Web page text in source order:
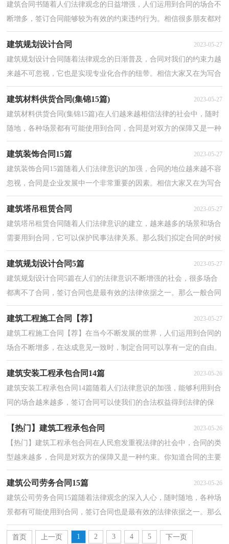
建筑合同书随着人们法律观念的日益增强，人们运用到合同的场合不
断增多，签订合同能够较为有效的约束违约行为。相信很多朋友都对
拟合同感到非常苦恼吧，以下是小编精心整理的建筑...
建筑规划设计合同 2023-05-27
建筑规划设计合同随着法律观念的日渐普及，合同对我们的约束力越
来越不可忽视，它也是实现专业化合作的纽带。相信大家又在为写合
同犯愁了吧，以下是小编精心整理的建筑规划设计合...
建筑材料供货合同(集锦15篇) 2023-05-27
建筑材料供货合同(集锦15篇)在人们越来越相信法律的社会中，随时
随地，各种场景都有可能使用到合同，合同是对双方的保障又是一种
约束。那么大家知道合法的合同书怎么写吗？以下是小...
建筑装饰合同15篇 2023-05-27
建筑装饰合同15篇随着人们法律意识的加强，合同的地位越来越不容
忽视，合同是企业发展中一个非常重要的因素。相信大家又在为写合
同犯愁了吧，下面是小编精心整理的建筑装饰合同，希...
建筑塔吊租赁合同 2023-05-27
建筑塔吊租赁合同随着人们法律意识的建立，越来越多的场景和场合
需要用到合同，它可以保护民事法律关系。那么我们拟定合同的时候
需要注意什么问题呢？下面是小编精心整理的建筑塔...
建筑规划设计合同5篇 2023-05-27
建筑规划设计合同5篇在人们的法律意识不断增强的社会，很多场合
都离不了合同，签订合同也是最有效的法律依据之一。那么一般合同
是怎么起草的呢？以下是小编帮大家整理的建筑规划...
建筑工程施工合同【荐】 2023-05-27
建筑工程施工合同【荐】在当今不断发展的世界，人们运用到合同的
场合不断增多，在达成意见一致时，制定合同可以享有一定的自由。
那么常见的合同书是什么样的呢？以下是小编收集整理...
建筑安装工程承包合同14篇 2023-05-26
建筑安装工程承包合同14篇随着人们法律意识的加强，能够利用到合
同的场合越来越多，签订合同可以使我们的合法权益得到法律的保
障。那么相关的合同到底怎么写呢？以下是小编收集整...
【热门】建筑工程承包合同 2023-05-26
【热门】建筑工程承包合同在人民愈发重视法律的社会中，合同的类
型越来越多，合同是对双方的保障又是一种约束。你知道合同的主要
内容是什么吗？下面是小编收集整理的建筑工程承包...
建筑公司劳务合同15篇 2023-05-26
建筑公司劳务合同15篇随着法律观念的深入人心，随时随地，各种场
景都有可能使用到合同，签订合同也是最有效的法律依据之一。那么
大家知道合同的格式吗？下面是小编为大家收集的建筑...
首页
上一页 1 2 3 4 5 下一页